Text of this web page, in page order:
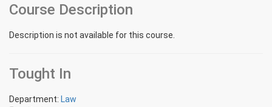
Course Description
Description is not available for this course.
Tought In
Department: Law